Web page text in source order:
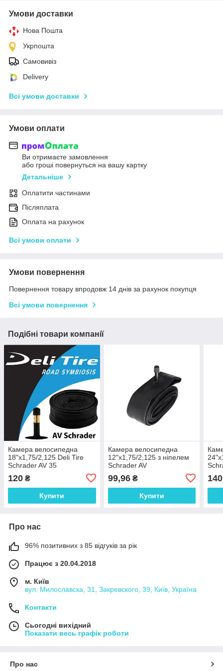
Умови доставки
Нова Пошта
Укрпошта
Самовивіз
Delivery
Всі умови доставки
Умови оплати
Ви отримаєте замовлення
або гроші повернуться на вашу картку
Детальніше
Оплатити частинами
Післяплата
Оплата на рахунок
Всі умови оплати
Умови повернення
Повернення товару впродовж 14 днів за рахунок покупця
Всі умови повернення
Подібні товари компанії
Камера велосипедна
18"х1,75/2,125 Deli Tire
Schrader AV 35
120 ₴
Купити
Камера велосипедна
12"х1,75/2,125 з ніпелем
Schrader AV
99,96₴
Купити
140
Про нас
96% позитивних з 85 відгуків за рік
Працює з 20.04.2018
м. Київ
вул. Милославска, 31, Закревского, 39, Київ, Україна
Контакти
Сьогодні вихідний
Показати весь графік роботи
Про нас